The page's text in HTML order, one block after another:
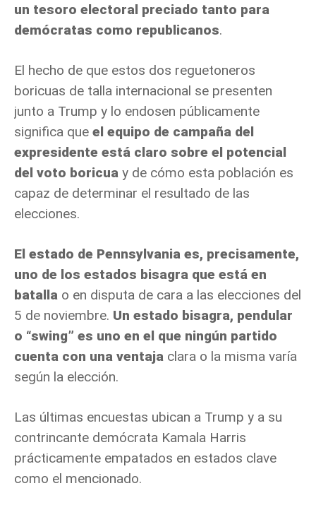
un tesoro electoral preciado tanto para
demócratas como republicanos.
El hecho de que estos dos reguetoneros
boricuas de talla internacional se presenten
junto a Trump y lo endosen públicamente
significa que el equipo de campaña del
expresidente está claro sobre el potencial
del voto boricua y de cómo esta población es
capaz de determinar el resultado de las
elecciones.
El estado de Pennsylvania es, precisamente,
uno de los estados bisagra que está en
batalla o en disputa de cara a las elecciones del
5 de noviembre. Un estado bisagra, pendular
o “swing” es uno en el que ningún partido
cuenta con una ventaja clara o la misma varía
según la elección.
Las últimas encuestas ubican a Trump y a su
contrincante demócrata Kamala Harris
prácticamente empatados en estados clave
como el mencionado.